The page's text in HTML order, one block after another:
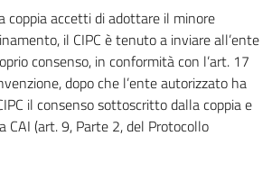
coppia accetti di adottare il minore
il CIPC è tenuto a inviare all’ente
consenso, in conformità con l’art. 17
dopo che l’ente autorizzato ha
il consenso sottoscritto dalla coppia e
CAI (art. 9, Parte 2, del Protocollo